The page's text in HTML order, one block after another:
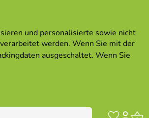
und personalisierte sowie nicht
werden. Wenn Sie mit der
ausgeschaltet. Wenn Sie